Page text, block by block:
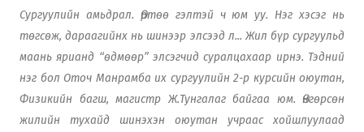
Сургуулийн амьдрал. Өртөө гэлтэй ч юм уу. Нэг хэсэг нь
төгсөж, дараагийнх нь шинээр элсээд л... Жил бүр сургуульд
маань ярианд “өдмөөр” элсэгчид суралцахаар ирнэ. Тэдний
нэг бол Оточ Манрамба их сургуулийн 2-р курсийн оюутан,
Физикийн багш, магистр Ж.Тунгалаг байгаа юм. Өнгөрсөн
жилийн тухайд шинэхэн оюутан учраас хойшлуулаад